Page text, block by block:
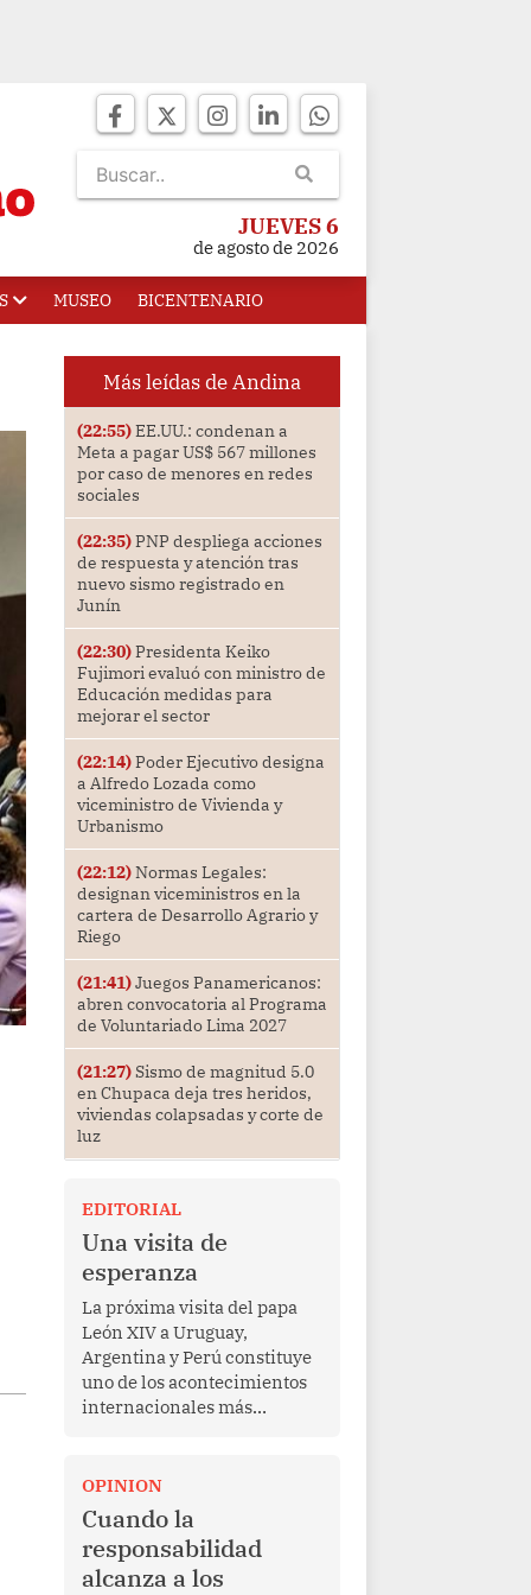
JUEVES 6
de agosto de 2026
MUSEO BICENTENARIO
Más leídas de Andina
(22:55)EE.UU.: condenan a
Meta a pagar US$ 567 millones
por caso de menores en redes
sociales
(22:35)PNP despliega acciones
de respuesta y atención tras
nuevo sismo registrado en
Junín
(22:30)Presidenta Keiko
Fujimori evaluó con ministro de
Educación medidas para
mejorar el sector
(22:14)Poder Ejecutivo designa
a Alfredo Lozada como
viceministro de Vivienda y
Urbanismo
(22:12)Normas Legales:
designan viceministros en la
cartera de Desarrollo Agrario y
Riego
(21:41)Juegos Panamericanos:
abren convocatoria al Programa
de Voluntariado Lima 2027
(21:27)Sismo de magnitud 5.0
en Chupaca deja tres heridos,
viviendas colapsadas y corte de
luz
EDITORIAL
Una visita de
esperanza
La próxima visita del papa
León XIV a Uruguay,
Argentina y Perú constituye
uno de los acontecimientos
internacionales más
Más allá de su dimensión
religiosa, esta gira
representa una oportunidad
para reafirmar el valor del
diálogo, fortalecer los
OPINION
Cuando la
responsabilidad
alcanza a los